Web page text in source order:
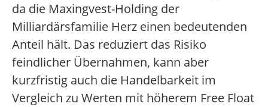
da die Maxingvest-Holding der
Milliardärsfamilie Herz einen bedeutenden
Anteil hält. Das reduziert das Risiko
feindlicher Übernahmen, kann aber
kurzfristig auch die Handelbarkeit im
Vergleich zu Werten mit höherem Free Float